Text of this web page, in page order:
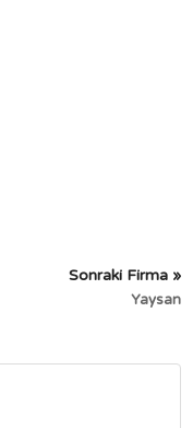
Sonraki Firma »
Yaysan